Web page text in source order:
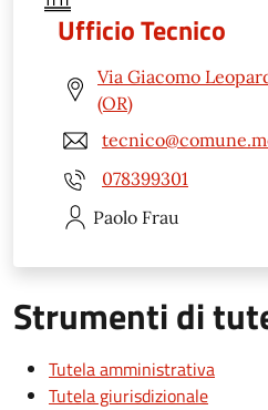
Ufficio Tecnico
Via Giacomo
(OR)
078399301
Paolo Frau
Strumenti di
Tutela amministrativa
Tutela giurisdizionale